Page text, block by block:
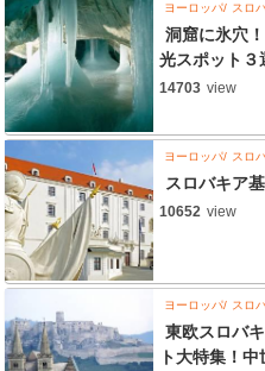
ヨーロッパ スロ
洞窟に氷穴
光スポット３
14703 view
ヨーロッパ スロ
スロバキア
10652 view
ヨーロッパ スロ
東欧スロバ
ト大特集！